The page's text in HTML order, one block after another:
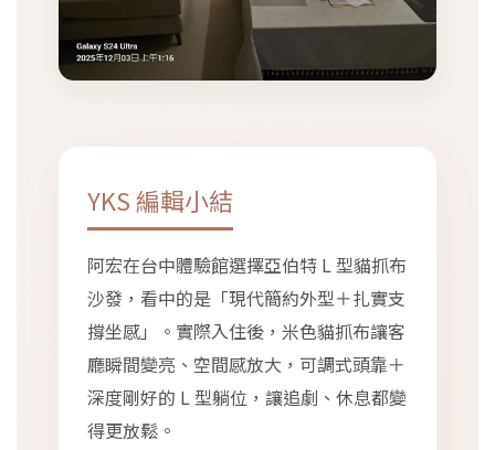
YKS 編輯小結
阿宏在台中體驗館選擇亞伯特 L 型貓抓布
沙發，看中的是「現代簡約外型＋扎實支
撐坐感」。實際入住後，米色貓抓布讓客
廳瞬間變亮、空間感放大，可調式頭靠＋
深度剛好的 L 型躺位，讓追劇、休息都變
得更放鬆。